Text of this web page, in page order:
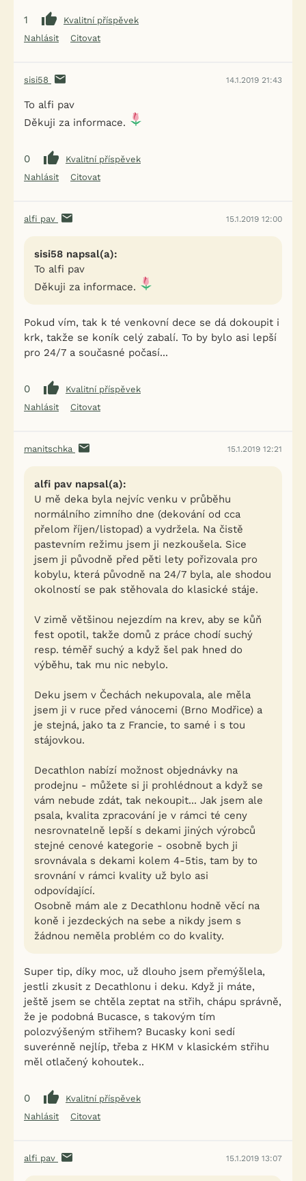
1
Kvalitní příspěvek
Nahlásit
Citovat
sisi58 14.1.2019 21:43
To alfi pav
Děkuji za informace.
0
Kvalitní příspěvek
Nahlásit
Citovat
alfi pav 15.1.2019 12:00
sisi58 napsal(a):
To alfi pav
Děkuji za informace.
Pokud vím, tak k té venkovní dece se dá dokoupit i
krk, takže se koník celý zabalí. To by bylo asi lepší
pro 24/7 a současné počasí...
0
Kvalitní příspěvek
Nahlásit
Citovat
manitschka 15.1.2019 12:21
alfi pav napsal(a):
U mě deka byla nejvíc venku v průběhu
normálního zimního dne (dekování od cca
přelom říjen/listopad) a vydržela. Na čistě
pastevním režimu jsem ji nezkoušela. Sice
jsem ji původně před pěti lety pořizovala pro
kobylu, která původně na 24/7 byla, ale shodou
okolností se pak stěhovala do klasické stáje.
V zimě většinou nejezdím na krev, aby se kůň
fest opotil, takže domů z práce chodí suchý
resp. téměř suchý a když šel pak hned do
výběhu, tak mu nic nebylo.
Deku jsem v Čechách nekupovala, ale měla
jsem ji v ruce před vánocemi (Brno Modřice) a
je stejná, jako ta z Francie, to samé i s tou
stájovkou.
Decathlon nabízí možnost objednávky na
prodejnu - můžete si ji prohlédnout a když se
vám nebude zdát, tak nekoupit... Jak jsem ale
psala, kvalita zpracování je v rámci té ceny
nesrovnatelně lepší s dekami jiných výrobců
stejné cenové kategorie - osobně bych ji
srovnávala s dekami kolem 4-5tis, tam by to
srovnání v rámci kvality už bylo asi
odpovídající.
Osobně mám ale z Decathlonu hodně věcí na
koně i jezdeckých na sebe a nikdy jsem s
žádnou neměla problém co do kvality.
Super tip, díky moc, už dlouho jsem přemýšlela,
jestli zkusit z Decathlonu i deku. Když ji máte,
ještě jsem se chtěla zeptat na střih, chápu správně,
že je podobná Bucasce, s takovým tím
polozvýšeným střihem? Bucasky koni sedí
suverénně nejlíp, třeba z HKM v klasickém střihu
měl otlačený kohoutek..
0
Kvalitní příspěvek
Nahlásit
Citovat
alfi pav 15.1.2019 13:07